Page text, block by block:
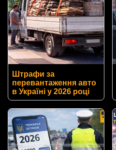
Штрафи за
перевантаження авто
в Україні у 2026 році